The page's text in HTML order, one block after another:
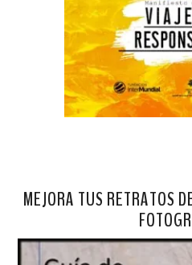
MEJORA TUS RETRATOS